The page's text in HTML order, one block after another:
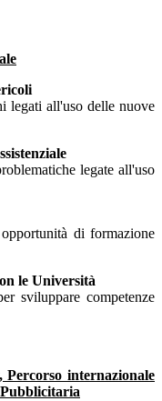
legati all'uso delle nuove
legate all'uso
di formazione
le Università
sviluppare competenze
internazionale
Pubblicitaria